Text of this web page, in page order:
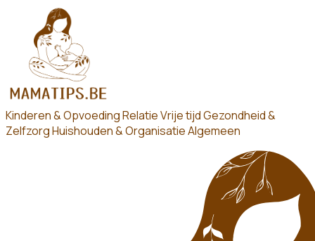
Kinderen & OpvoedingRelatieVrije tijdGezondheid &
ZelfzorgHuishouden & OrganisatieAlgemeen